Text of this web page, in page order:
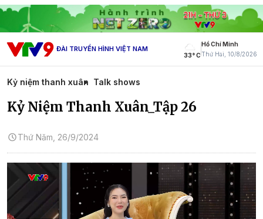
ĐÀI TRUYỀN HÌNH VIỆT NAM
33° C
Hồ Chí Minh
Thứ Hai, 10/8/2026
Kỷ niệm thanh xuân Talk shows
Kỷ Niệm Thanh Xuân_Tập 26
Thứ Năm, 26/9/2024